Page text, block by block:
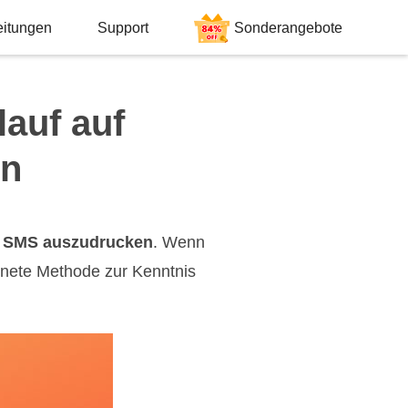
Support Sonderangebote
auf
auszudrucken. Wenn
Methode zur Kenntnis